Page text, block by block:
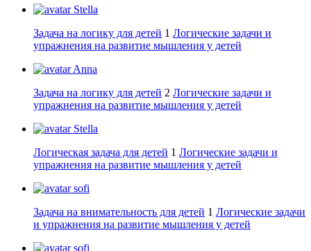
Stella
Задача на логику для детей 1 Логические задачи и
упражнения на развитие мышления у детей
Anna
Задача на логику для детей 2 Логические задачи и
упражнения на развитие мышления у детей
Stella
Логическая задача для детей 1 Логические задачи и
упражнения на развитие мышления у детей
sofi
Задача на внимательность для детей 1 Логические задачи
и упражнения на развитие мышления у детей
sofi